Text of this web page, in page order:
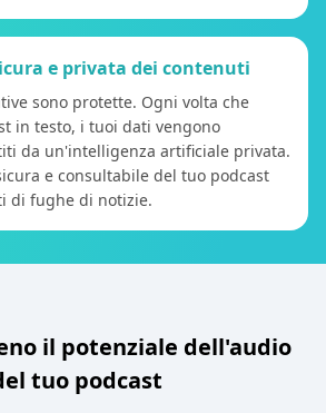
e privata dei contenuti
sono protette. Ogni volta che
in testo, i tuoi dati vengono
da un'intelligenza artificiale privata.
e consultabile del tuo podcast
di fughe di notizie.
il potenziale dell'audio
tuo podcast